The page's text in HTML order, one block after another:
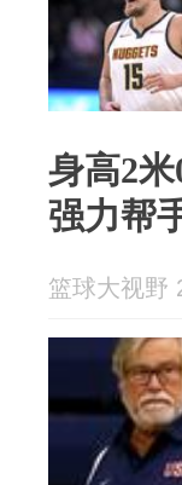
身高2
强力帮
篮球大视野